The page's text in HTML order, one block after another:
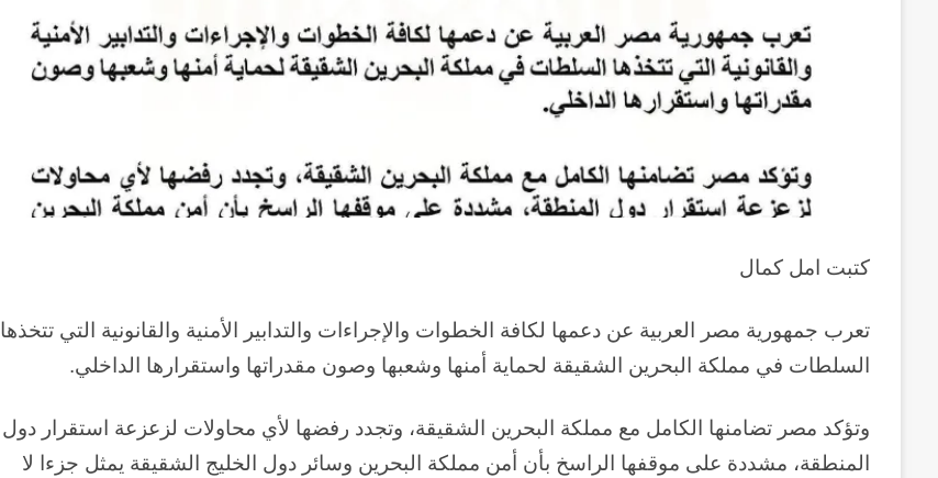
كتبت امل كمال
تعرب جمهورية مصر العربية عن دعمها لكافة الخطوات والإجراءات والتدابير الأمنية والقانونية التي تتخذها
السلطات في مملكة البحرين الشقيقة لحماية أمنها وشعبها وصون مقدراتها واستقرارها الداخلي.
وتؤكد مصر تضامنها الكامل مع مملكة البحرين الشقيقة، وتجدد رفضها لأي محاولات لزعزعة استقرار دول
المنطقة، مشددة على موقفها الراسخ بأن أمن مملكة البحرين وسائر دول الخليج الشقيقة يمثل جزءا لا